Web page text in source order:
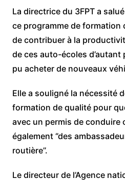
La directrice du 3FPT a
ce programme de formation
de contribuer à la
de ces auto-écoles
pu acheter de nouveaux
Elle a souligné la nécessité
formation de qualité pour
avec un permis de conduire
également ‘’des
routière’’.
Le directeur de l’Agence